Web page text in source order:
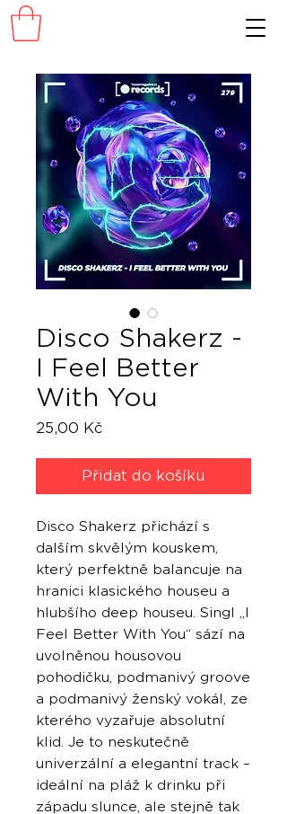
Disco Shakerz -
I Feel Better
With You
25,00 Kč
Přidat do košíku
Disco Shakerz přichází s
dalším skvělým kouskem,
který perfektně balancuje na
hranici klasického houseu a
hlubšího deep houseu. Singl „I
Feel Better With You“ sází na
uvolněnou housovou
pohodičku, podmanivý groove
a podmanivý ženský vokál, ze
kterého vyzařuje absolutní
klid. Je to neskutečně
univerzální a elegantní track –
ideální na pláž k drinku při
západu slunce, ale stejně tak